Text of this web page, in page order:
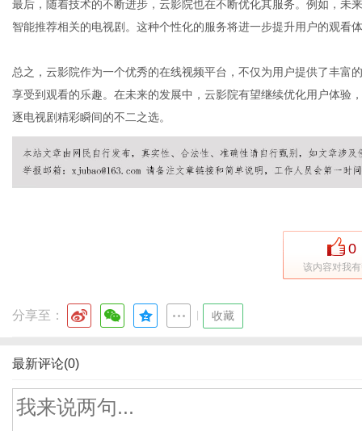
最后，随着技术的不断进步，云影院也在不断优化其服务。例如，未
智能推荐相关的电视剧。这种个性化的服务将进一步提升用户的观看
总之，云影院作为一个优秀的在线视频平台，不仅为用户提供了丰富
享受到观看的乐趣。在未来的发展中，云影院有望继续优化用户体验
逐电视剧精彩瞬间的不二之选。
0
该内容对我
分享至： 收藏
最新评论(0)